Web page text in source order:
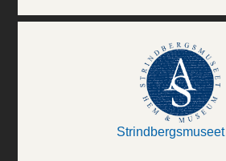
Strindbergsmuseet